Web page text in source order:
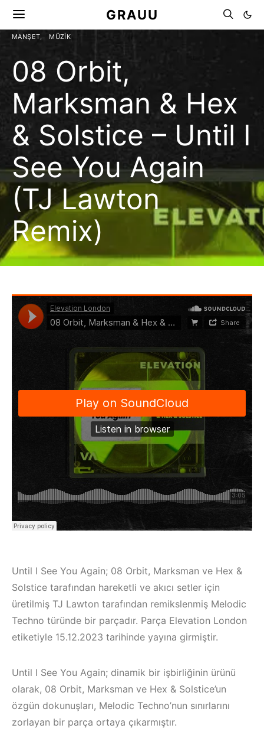
Çeşme / Bodrum
GRAUU
MANŞET MÜZIK
08 Orbit,
Marksman & Hex
& Solstice – Until I
See You Again
(TJ Lawton
Remix)
Until I See You Again; 08 Orbit, Marksman ve Hex &
Solstice tarafından hareketli ve akıcı setler için
üretilmiş TJ Lawton tarafından remikslenmiş Melodic
Techno türünde bir parçadır. Parça Elevation London
etiketiyle 15.12.2023 tarihinde yayına girmiştir.
Until I See You Again; dinamik bir işbirliğinin ürünü
olarak, 08 Orbit, Marksman ve Hex & Solstice’un
özgün dokunuşları, Melodic Techno’nun sınırlarını
zorlayan bir parça ortaya çıkarmıştır.